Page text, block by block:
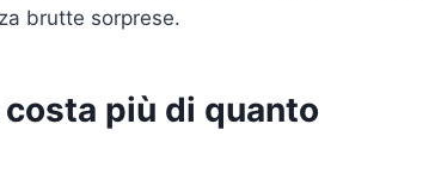
brutte sorprese.
costa più di quanto